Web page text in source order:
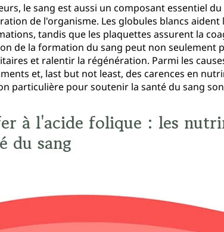
le sang est aussi un composant essentiel
de l'organisme. Les globules blancs
tandis que les plaquettes assurent la
de la formation du sang peut non seulement
et ralentir la régénération. Parmi les
et, last but not least, des carences en
particulière pour soutenir la santé du sang
à l'acide folique : les
du sang